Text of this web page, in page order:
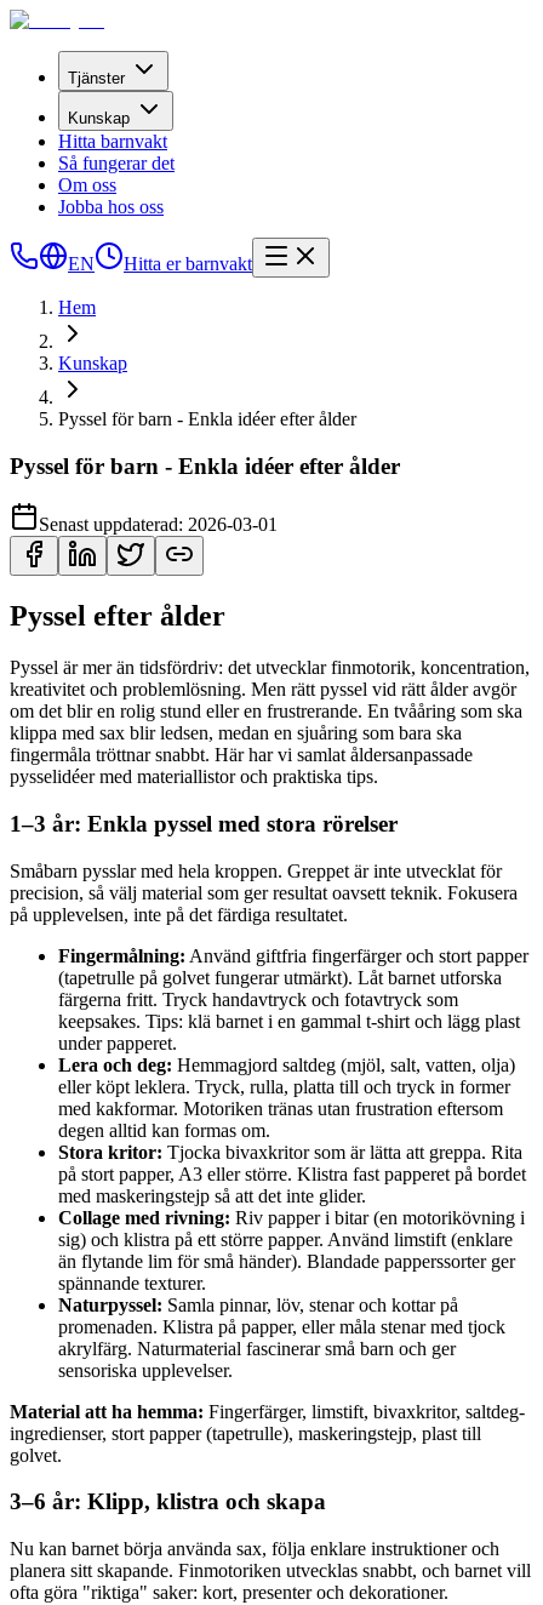
Tjänster
Kunskap
Hitta barnvakt
Så fungerar det
Om oss
Jobba hos oss
EN Hitta er barnvakt
Hem
Kunskap
Pyssel för barn - Enkla idéer efter ålder
Pyssel för barn - Enkla idéer efter ålder
Senast uppdaterad: 2026-03-01
Pyssel efter ålder
Pyssel är mer än tidsfördriv: det utvecklar finmotorik, koncentration,
kreativitet och problemlösning. Men rätt pyssel vid rätt ålder avgör
om det blir en rolig stund eller en frustrerande. En tvååring som ska
klippa med sax blir ledsen, medan en sjuåring som bara ska
fingermåla tröttnar snabbt. Här har vi samlat åldersanpassade
pysselidéer med materiallistor och praktiska tips.
1–3 år: Enkla pyssel med stora rörelser
Småbarn pysslar med hela kroppen. Greppet är inte utvecklat för
precision, så välj material som ger resultat oavsett teknik. Fokusera
på upplevelsen, inte på det färdiga resultatet.
Fingermålning: Använd giftfria fingerfärger och stort papper
(tapetrulle på golvet fungerar utmärkt). Låt barnet utforska
färgerna fritt. Tryck handavtryck och fotavtryck som
keepsakes. Tips: klä barnet i en gammal t-shirt och lägg plast
under papperet.
Lera och deg: Hemmagjord saltdeg (mjöl, salt, vatten, olja)
eller köpt leklera. Tryck, rulla, platta till och tryck in former
med kakformar. Motoriken tränas utan frustration eftersom
degen alltid kan formas om.
Stora kritor: Tjocka bivaxkritor som är lätta att greppa. Rita
på stort papper, A3 eller större. Klistra fast papperet på bordet
med maskeringstejp så att det inte glider.
Collage med rivning: Riv papper i bitar (en motorikövning i
sig) och klistra på ett större papper. Använd limstift (enklare
än flytande lim för små händer). Blandade papperssorter ger
spännande texturer.
Naturpyssel: Samla pinnar, löv, stenar och kottar på
promenaden. Klistra på papper, eller måla stenar med tjock
akrylfärg. Naturmaterial fascinerar små barn och ger
sensoriska upplevelser.
Material att ha hemma: Fingerfärger, limstift, bivaxkritor, saltdeg-
ingredienser, stort papper (tapetrulle), maskeringstejp, plast till
golvet.
3–6 år: Klipp, klistra och skapa
Nu kan barnet börja använda sax, följa enklare instruktioner och
planera sitt skapande. Finmotoriken utvecklas snabbt, och barnet vill
ofta göra "riktiga" saker: kort, presenter och dekorationer.